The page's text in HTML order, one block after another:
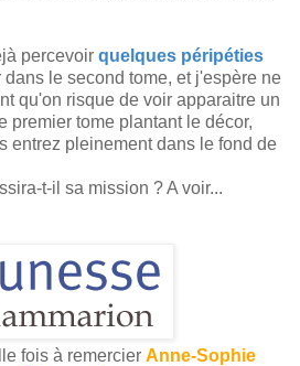
percevoir quelques péripéties
le second tome, et j'espère ne
qu'on risque de voir apparaitre un
premier tome plantant le décor,
entrez pleinement dans le fond de
t-il sa mission ? A voir...
fois à remercier Anne-Sophie